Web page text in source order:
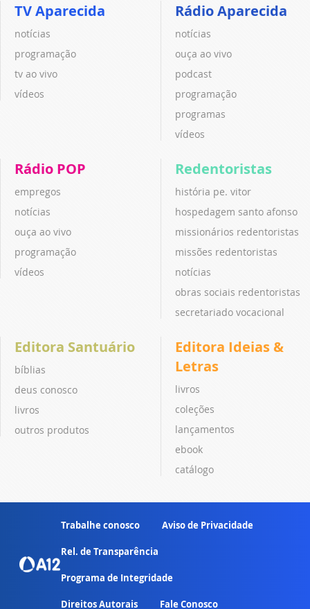
TV Aparecida
notícias
programação
tv ao vivo
vídeos
Rádio Aparecida
notícias
ouça ao vivo
podcast
programação
programas
vídeos
Rádio POP
empregos
notícias
ouça ao vivo
programação
vídeos
Redentoristas
história pe. vitor
hospedagem santo afonso
missionários redentoristas
missões redentoristas
notícias
obras sociais redentoristas
secretariado vocacional
Editora Santuário
bíblias
deus conosco
livros
outros produtos
Editora Ideias &
Letras
livros
coleções
lançamentos
ebook
catálogo
Trabalhe conosco Aviso de Privacidade
Rel. de Transparência
Programa de Integridade
Direitos Autorais Fale Conosco